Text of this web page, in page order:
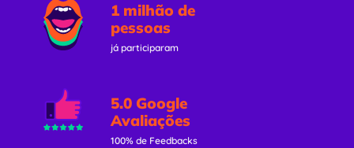
1 milhão de
pessoas
já participaram
5.0 Google
Avaliações
100% de Feedbacks